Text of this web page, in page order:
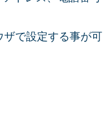
ザで設定する事が可